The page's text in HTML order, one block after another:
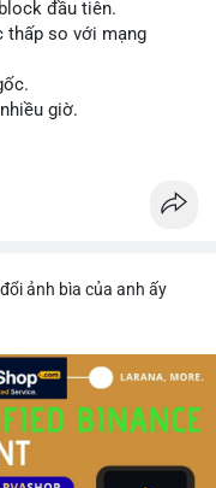
đầu tiên.
thấp so với mạng
giờ.
ảnh bìa của anh ấy